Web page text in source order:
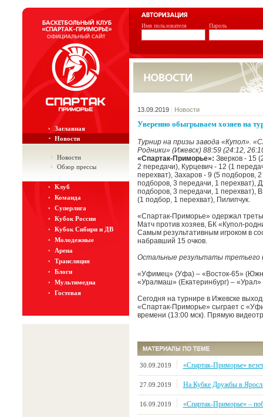
Имя пользователя Пароль
Заглавная
Новости
Новости
Обзор прессы
Клуб
Команда
Суперлига
Кубок России
Кубок Сибири и ДВ
Молодежные
Арена
Трансляция
Блоги
Мультимедиа
Гостевая
13.09.2019 | Новости
Уверенно обыгрываем хозяев на
Турнир на призы завода «Купол».
Родники» (Ижевск) 88:59 (24:12,
«Спартак-Приморье»: Зверков - 15
2 передачи), Курцевич - 12 (1
перехват), Захаров - 9 (5 подборов,
подборов, 3 передачи, 1 перехват),
подборов, 3 передачи, 1 перехват),
(1 подбор, 1 перехват), Пилипчук.
«Спартак-Приморье» одержал
Матч против хозяев, БК «Купол-
Самым результативным игроком в
набравший 15 очков.
Остальные результаты третьего
«Уфимец» (Уфа) – «Восток-65»
«Уралмаш» (Екатеринбург) – «Урал»
Сегодня на турнире в Ижевске
«Спартак-Приморье» сыграет с
времени (13:00 мск). Прямую
30.09.2019 «Спартак-Приморье»
27.09.2019 На Кубке Дружбы в
16.09.2019 «Спартак-Приморье» –